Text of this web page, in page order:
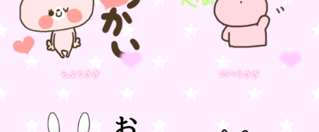
らぶうさぎ のぺうさぎ